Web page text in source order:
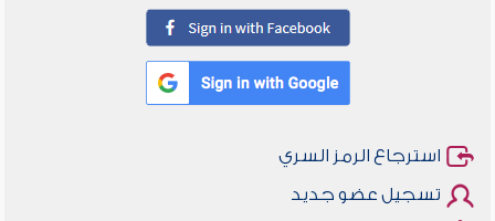
استرجاع الرمز السري
تسجيل عضو جديد